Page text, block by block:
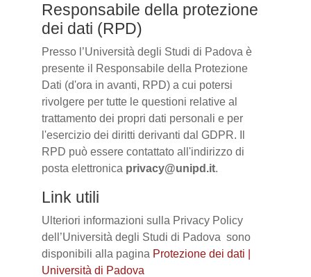
Responsabile della protezione
dei dati (RPD)
Presso l’Università degli Studi di Padova è
presente il Responsabile della Protezione
Dati (d'ora in avanti, RPD) a cui potersi
rivolgere per tutte le questioni relative al
trattamento dei propri dati personali e per
l'esercizio dei diritti derivanti dal GDPR. Il
RPD può essere contattato all'indirizzo di
posta elettronica privacy@unipd.it.
Link utili
Ulteriori informazioni sulla Privacy Policy
dell’Università degli Studi di Padova sono
disponibili alla pagina Protezione dei dati |
Università di Padova